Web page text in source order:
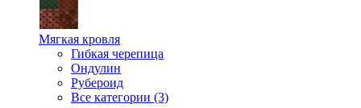
Мягкая кровля
Гибкая черепица
Ондулин
Рубероид
Все категории (3)